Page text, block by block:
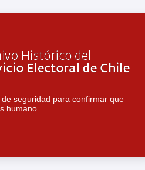
seguridad para confirmar que
humano.